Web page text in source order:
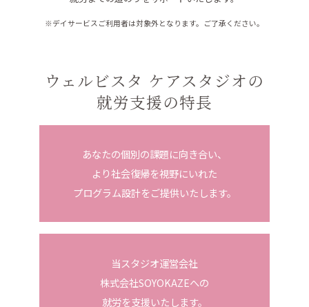
※デイサービスご利用者は対象外となります。ご了承ください。
ウェルビスタ ケアスタジオの
就労支援の特長
あなたの個別の課題に向き合い、
より社会復帰を視野にいれた
プログラム設計をご提供いたします。
当スタジオ運営会社
株式会社SOYOKAZEへの
就労を支援いたします。